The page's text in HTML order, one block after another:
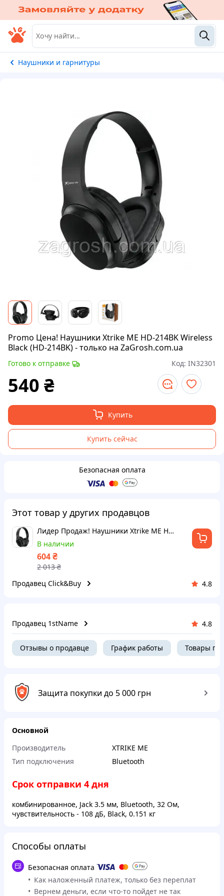
Наушники и гарнитуры
Promo Цена! Наушники Xtrike ME HD-214BK Wireless
Black (HD-214BK) - только на ZaGrosh.com.ua
Готово к отправке Код: IN32301
540 ₴
Купить
Купить сейчас
Безопасная оплата
Этот товар у других продавцов
Лидер Продаж! Наушники Xtrike ME HD-214BK Wireless Black (HD-214BK) - КлікБай
В наличии
604₴
2 013₴
Продавец Click&Buy
4.8
Продавец 1stName 4.8
Отзывы о продавце График работы Товары
Защита покупки до 5 000 грн
Основной
Производитель
XTRIKE ME
Тип подключения
Bluetooth
Срок отправки 4 дня
комбинированное, Jack 3.5 мм, Bluetooth, 32 Ом,
чувствительность - 108 дБ, Black, 0.151 кг
Способы оплаты
Безопасная оплата
Как наложенный платеж, только без переплат
Вернем деньги, если что-то пойдет не так